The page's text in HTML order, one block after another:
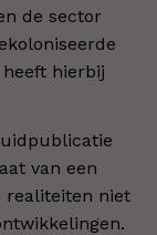
de sector
hierbij
van een
realiteiten niet